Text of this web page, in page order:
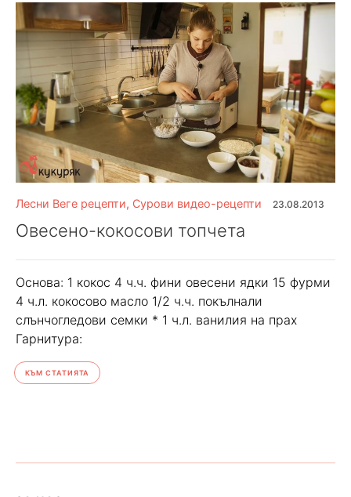
Лесни Веге рецепти, Сурови видео-рецепти 23.08.2013
Овесено-кокосови топчета
Основа: 1 кокос 4 ч.ч. фини овесени ядки 15 фурми
4 ч.л. кокосово масло 1/2 ч.ч. покълнали
слънчогледови семки * 1 ч.л. ванилия на прах
Гарнитура:
КЪМ СТАТИЯТА